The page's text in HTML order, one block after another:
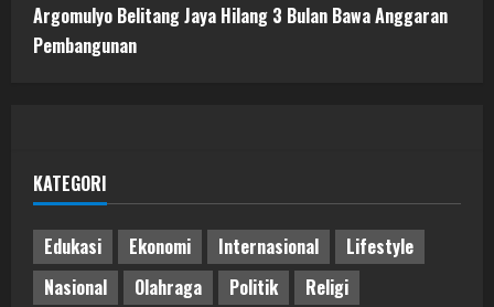
Argomulyo Belitang Jaya Hilang 3 Bulan Bawa Anggaran
Pembangunan
KATEGORI
Edukasi Ekonomi Internasional
Lifestyle
Nasional
Olahraga Politik
Religi